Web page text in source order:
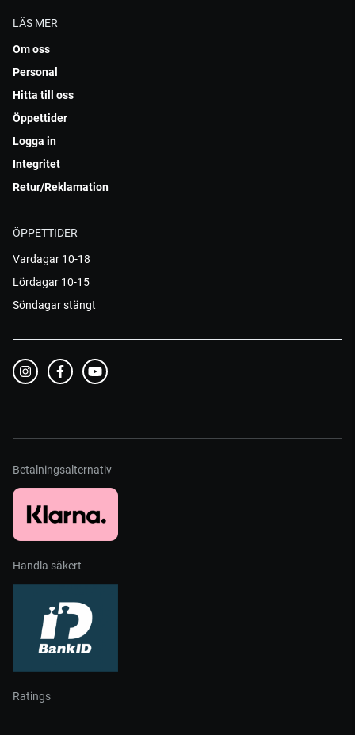
LÄS MER
Om oss
Personal
Hitta till oss
Öppettider
Logga in
Integritet
Retur/Reklamation
ÖPPETTIDER
Vardagar 10-18
Lördagar 10-15
Söndagar stängt
Betalningsalternativ
Handla säkert
Ratings